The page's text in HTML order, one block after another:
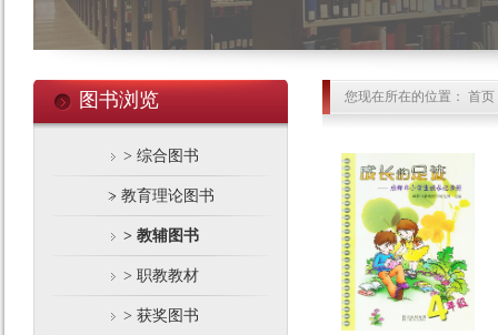
图书浏览
> 综合图书
> 教育理论图书
> 教辅图书
> 职教教材
> 获奖图书
您现在所在的位置： 首